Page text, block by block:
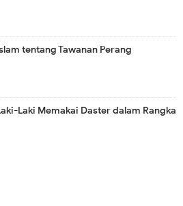
tentang Tawanan Perang
Laki Memakai Daster dalam Rangka